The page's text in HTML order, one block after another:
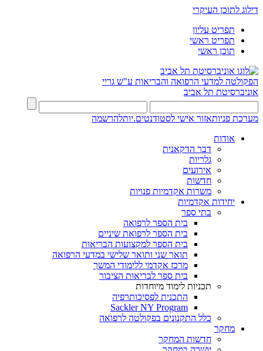
דילוג לתוכן העיקרי
תפריט עליון
תפריט ראשי
תוכן ראשי
הפקולטה למדעי הרפואה והבריאות ע"ש גריי
אוניברסיטת תל אביב
מערכת פניותאזור אישי לסטודנטים.יותלהרשמה
אודות
דבר הדקאנית
גלריות
אירועים
חדשות
משרות אקדמיות פנויות
יחידות אקדמיות
בתי ספר
בית הספר לרפואה
בית הספר לרפואת שיניים
בית הספר למקצועות הבריאות
תואר שני ותואר שלישי במדעי הרפואה
מרכז אקדמי ללימודי המשך
בית ספר לבריאות הציבור
תכניות לימוד מיוחדות
התכנית לפסיכותרפיה
Sackler NY Program
כלל התקנונים בפקולטה לרפואה
מחקר
חדשות המחקר